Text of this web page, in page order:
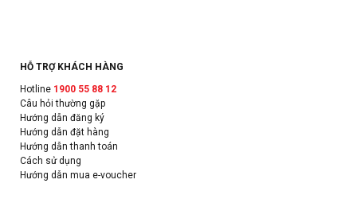
HỖ TRỢ KHÁCH HÀNG
Hotline 1900 55 88 12
Câu hỏi thường gặp
Hướng dẫn đăng ký
Hướng dẫn đặt hàng
Hướng dẫn thanh toán
Cách sử dụng
Hướng dẫn mua e-voucher